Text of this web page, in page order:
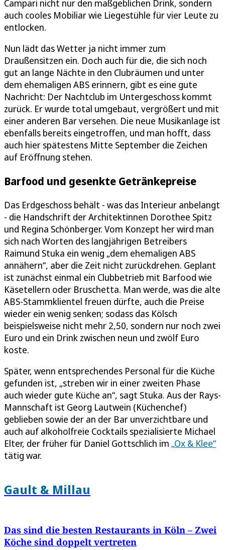
Campari nicht nur den maßgeblichen Drink, sondern
auch cooles Mobiliar wie Liegestühle für vier Leute zu
entlocken.
Nun lädt das Wetter ja nicht immer zum
Draußensitzen ein. Doch auch für die, die sich noch
gut an lange Nächte in den Clubräumen und unter
dem ehemaligen ABS erinnern, gibt es eine gute
Nachricht: Der Nachtclub im Untergeschoss kommt
zurück. Er wurde total umgebaut, vergrößert und mit
einer anderen Bar versehen. Die neue Musikanlage ist
ebenfalls bereits eingetroffen, und man hofft, dass
auch hier spätestens Mitte September die Zeichen
auf Eröffnung stehen.
Barfood und gesenkte Getränkepreise
Das Erdgeschoss behält - was das Interieur anbelangt
- die Handschrift der Architektinnen Dorothee Spitz
und Regina Schönberger. Vom Konzept her wird man
sich nach Worten des langjährigen Betreibers
Raimund Stuka ein wenig „dem ehemaligen ABS
annähern“, aber die Zeit nicht zurückdrehen. Geplant
ist zunächst einmal ein Clubbetrieb mit Barfood wie
Käsetellern oder Bruschetta. Man werde, was die alte
ABS-Stammklientel freuen dürfte, auch die Preise
wieder ein wenig senken; sodass das Kölsch
beispielsweise nicht mehr 2,50, sondern nur noch zwei
Euro und ein Drink zwischen neun und zwölf Euro
koste.
Später, wenn entsprechendes Personal für die Küche
gefunden ist, „streben wir in einer zweiten Phase
auch wieder gute Küche an“, sagt Stuka. Aus der Rays-
Mannschaft ist Georg Lautwein (Küchenchef)
geblieben sowie der an der Bar unverzichtbare und
auch auf alkoholfreie Cocktails spezialisierte Michael
Elter, der früher für Daniel Gottschlich im „Ox & Klee“
tätig war.
Gault & Millau
Das sind die besten Restaurants in Köln – Zwei
Köche sind doppelt vertreten